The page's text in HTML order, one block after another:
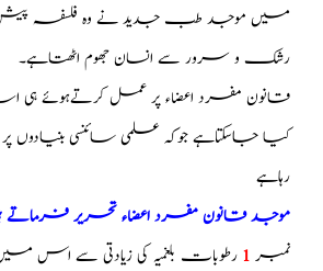
میں موجد طب جدید نے وه فلسفہ پیش
رشک و سرور سے انسان جھوم اٹھتاہے۔
قانون مفرد اعضاء پر عمل کرتےہوئے
کیا جاسکتاہے جوکہ علمی سائنسی بنیادوں
رہاہے
موجد قانون مفرد اعضاء تحریر فرماتے
نمبر 1 رطوبات بلغمیہ کی زیادتی سے اس